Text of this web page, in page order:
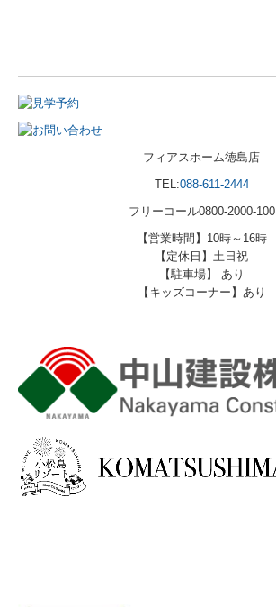
フィアスホーム徳島店
TEL:088-611-2444
フリーコール0800-2000-100
【営業時間】10時～16時
【定休日】土日祝
【駐車場】 あり
【キッズコーナー】あり